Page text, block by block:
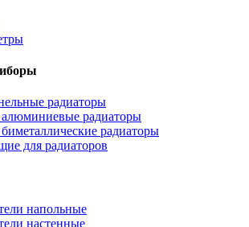
радиаторы
радиаторы
радиаторы
для радиаторов
напольные
настенные